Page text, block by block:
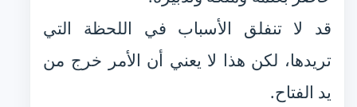
قد لا تنفلق الأسباب في اللحظة التي
تريدها، لكن هذا لا يعني أن الأمر خرج من
يد الفتاح.